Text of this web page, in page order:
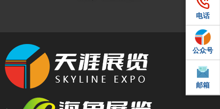
电话
QQ
邮箱
电话
公众号
邮箱